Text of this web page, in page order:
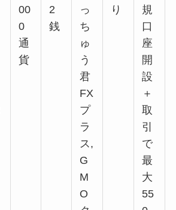
00
0
通
貨
2
銭
っ
ち
ゅ
う
君
FX
プ
ラ
ス,
G
M
O
り
規
口
座
開
設
＋
取
引
で
最
大
55